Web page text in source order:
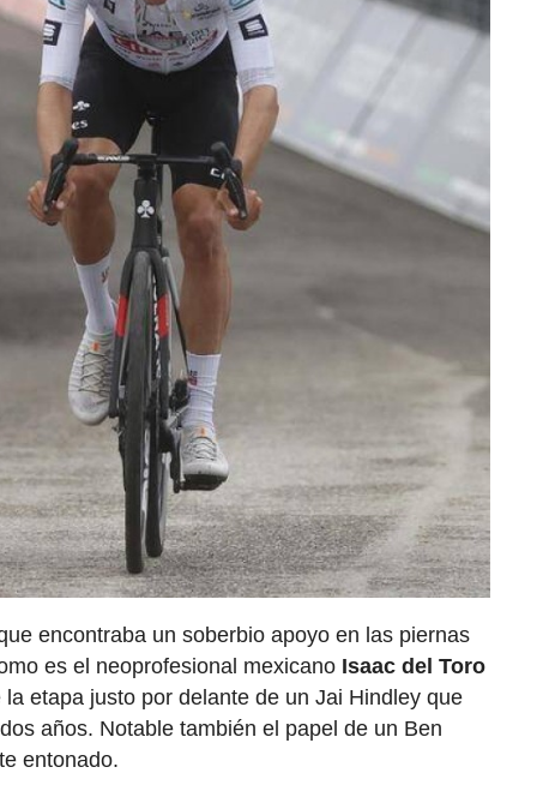
encontraba un soberbio apoyo en las piernas
es el neoprofesional mexicano Isaac del Toro
etapa justo por delante de un Jai Hindley que
años. Notable también el papel de un Ben
entonado.